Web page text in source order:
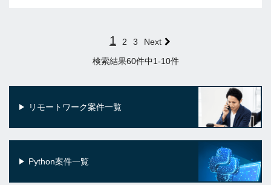
1 2 3 Next
検索結果60件中1-10件
リモートワーク案件一覧
Python案件一覧